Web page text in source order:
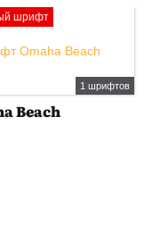
шрифт
1 шрифтов
Beach